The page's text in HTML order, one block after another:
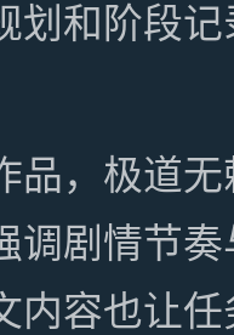
划和阶段
品，极道无
调剧情节
内容也让任